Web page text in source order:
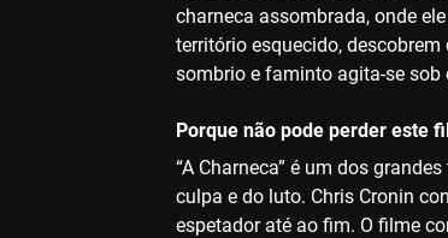
charneca assombrada, onde
território esquecido,
sombrio e faminto agita-se sob
Porque não pode perder este
“A Charneca” é um dos
culpa e do luto. Chris Cronin
espetador até ao fim. O filme